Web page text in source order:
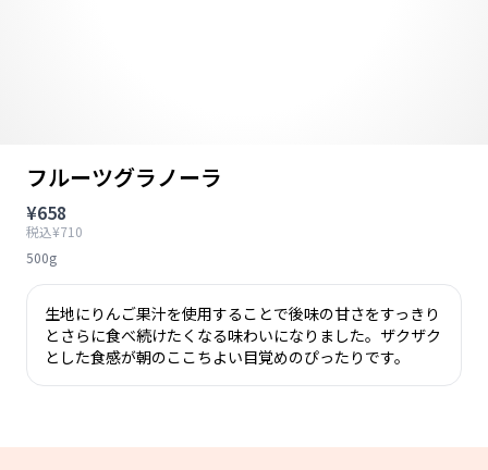
フルーツグラノーラ
¥658
税込¥710
500g
生地にりんご果汁を使用することで後味の甘さをすっきり
とさらに食べ続けたくなる味わいになりました。ザクザク
とした食感が朝のここちよい目覚めのぴったりです。